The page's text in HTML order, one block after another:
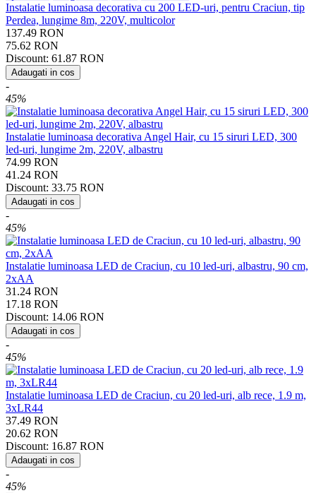
Instalatie luminoasa decorativa cu 200 LED-uri, pentru Craciun, tip
Perdea, lungime 8m, 220V, multicolor
137.49 RON
75.62 RON
Discount: 61.87 RON
Adaugati in cos
-
45%
Instalatie luminoasa decorativa Angel Hair, cu 15 siruri LED, 300
led-uri, lungime 2m, 220V, albastru
74.99 RON
41.24 RON
Discount: 33.75 RON
Adaugati in cos
-
45%
Instalatie luminoasa LED de Craciun, cu 10 led-uri, albastru, 90 cm,
2xAA
31.24 RON
17.18 RON
Discount: 14.06 RON
Adaugati in cos
-
45%
Instalatie luminoasa LED de Craciun, cu 20 led-uri, alb rece, 1.9 m,
3xLR44
37.49 RON
20.62 RON
Discount: 16.87 RON
Adaugati in cos
-
45%